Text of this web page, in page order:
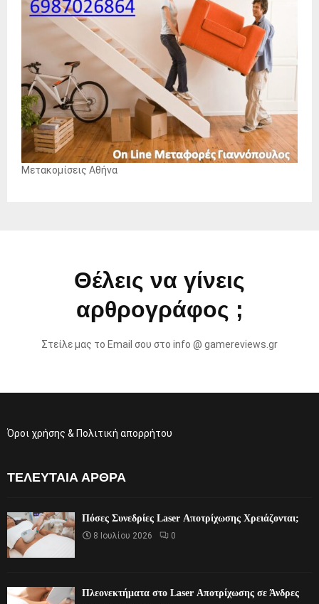
Μετακομίσεις Αθήνα
Θέλεις να γίνεις
αρθρογράφος ;
Στείλε μας το Email σου στο info @ gamereviews.gr
Όροι χρήσης & Πολιτική απορρήτου
ΤΕΛΕΥΤΑΊΑ ΆΡΘΡΑ
Πόσες Συνεδρίες Laser Αποτρίχωσης Χρειάζονται;
8 Ιουλίου 2026 0
Πλεονεκτήματα στο Laser Αποτρίχωσης σε Άνδρες